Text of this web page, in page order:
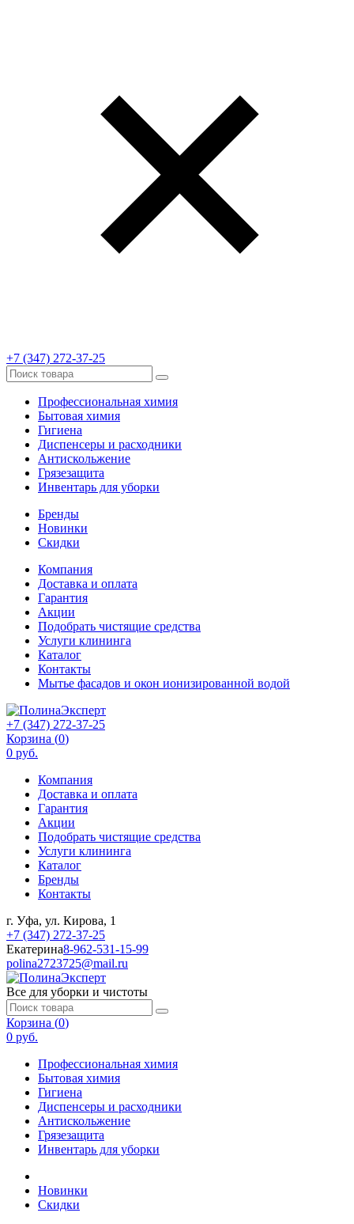
+7 (347) 272-37-25
Профессиональная химия
Бытовая химия
Гигиена
Диспенсеры и расходники
Антискольжение
Грязезащита
Инвентарь для уборки
Бренды
Новинки
Скидки
Компания
Доставка и оплата
Гарантия
Акции
Подобрать чистящие средства
Услуги клининга
Каталог
Контакты
Мытье фасадов и окон ионизированной водой
+7 (347) 272-37-25
Корзина (0)
0 руб.
Компания
Доставка и оплата
Гарантия
Акции
Подобрать чистящие средства
Услуги клининга
Каталог
Бренды
Контакты
г. Уфа, ул. Кирова, 1
+7 (347) 272-37-25
Екатерина8-962-531-15-99
polina2723725@mail.ru
Все для уборки и чистоты
Корзина (0)
0 руб.
Профессиональная химия
Бытовая химия
Гигиена
Диспенсеры и расходники
Антискольжение
Грязезащита
Инвентарь для уборки
Новинки
Скидки